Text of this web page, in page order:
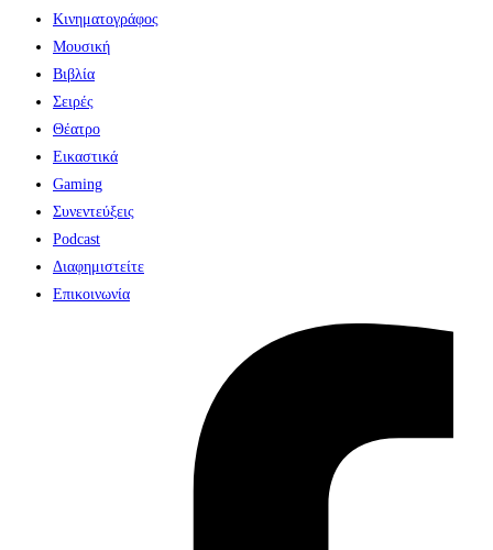
Κινηματογράφος
Μουσική
Βιβλία
Σειρές
Θέατρο
Εικαστικά
Gaming
Συνεντεύξεις
Podcast
Διαφημιστείτε
Επικοινωνία